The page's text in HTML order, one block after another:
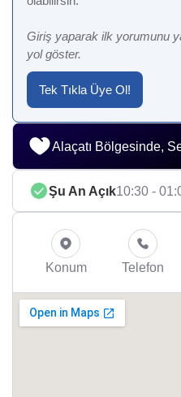
Giriş yaparak ilk yorumunu
yol göster.
Tek Tıkla Üye Ol!
Alaçatı Bölgesinde,
Şu An Açık10:30 -
Konum Telefon